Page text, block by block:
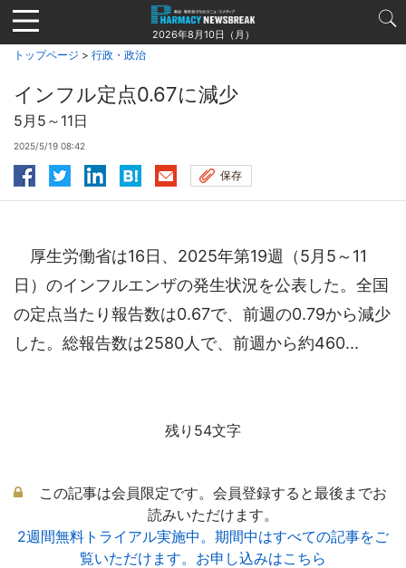
Jump
to
navigation
2026年8月10日（月）
トップページ > 行政・政治
インフル定点0.67に減少
5月5～11日
2025/5/19 08:42
保存
厚生労働省は16日、2025年第19週（5月5～11
日）のインフルエンザの発生状況を公表した。全国
の定点当たり報告数は0.67で、前週の0.79から減少
した。総報告数は2580人で、前週から約460...
残り54文字
この記事は会員限定です。会員登録すると最後までお
読みいただけます。
2週間無料トライアル実施中。期間中はすべての記事をご
覧いただけます。お申し込みはこちら